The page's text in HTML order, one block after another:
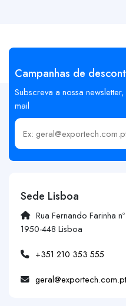
Campanhas de
Subscreva a nossa
mail
Insira o seu email
Sede Lisboa
Rua Fernando Farinha
1950-448 Lisboa
+351 210 353 555
geral@exportech.com.pt